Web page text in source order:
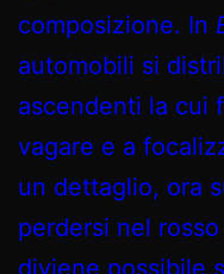
composizione. In
automobili si
ascendenti la cui
vagare e a
un dettaglio, ora
perdersi nel
diviene possibile